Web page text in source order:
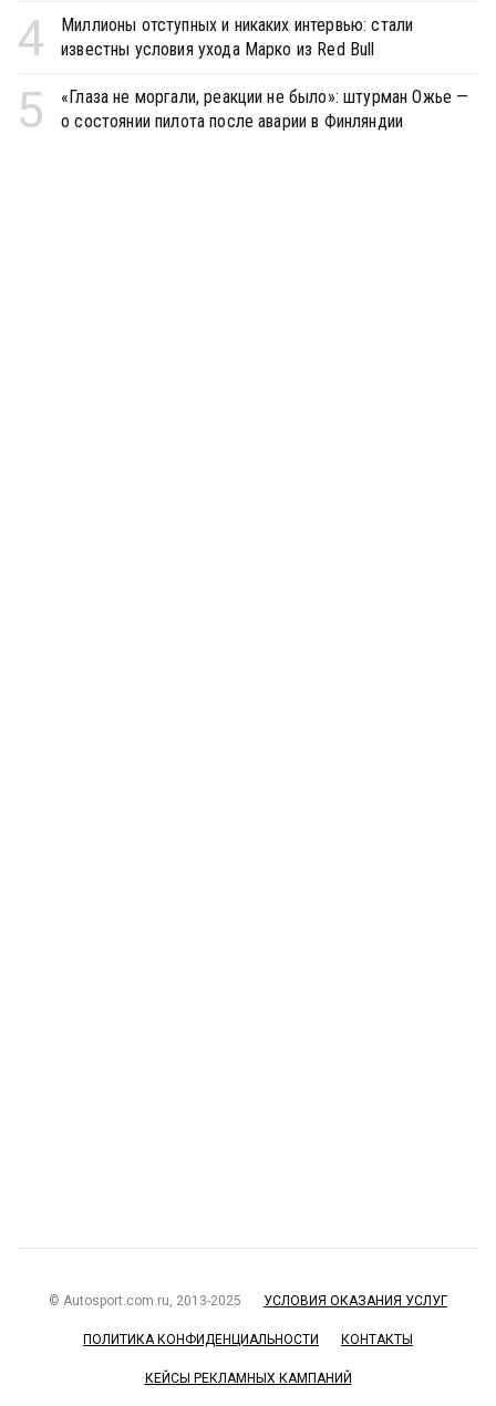
4
Миллионы отступных и никаких интервью: стали
известны условия ухода Марко из Red Bull
5
«Глаза не моргали, реакции не было»: штурман Ожье —
о состоянии пилота после аварии в Финляндии
© Autosport.com.ru, 2013-2025 УСЛОВИЯ ОКАЗАНИЯ УСЛУГ
ПОЛИТИКА КОНФИДЕНЦИАЛЬНОСТИ КОНТАКТЫ
КЕЙСЫ РЕКЛАМНЫХ КАМПАНИЙ